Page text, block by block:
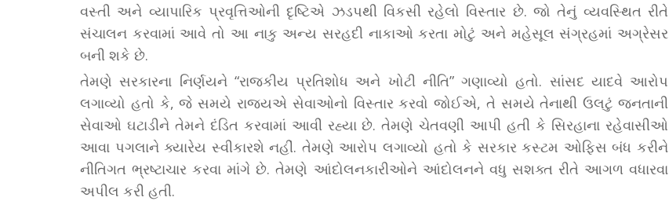
વસ્તી અને વ્યાપારિક પ્રવૃત્તિઓની દૃષ્ટિએ ઝડપથી વિકસી રહેલો વિસ્તાર છે. જો તેનું વ્યવસ્થિત રીતે
સંચાલન કરવામાં આવે તો આ નાકુ અન્ય સરહદી નાકાઓ કરતા મોટું અને મહેસૂલ સંગ્રહમાં અગ્રેસર
બની શકે છે.
તેમણે સરકારના નિર્ણયને “રાજકીય પ્રતિશોધ અને ખોટી નીતિ” ગણાવ્યો હતો. સાંસદ યાદવે આરોપ
લગાવ્યો હતો કે, જે સમયે રાજ્યએ સેવાઓનો વિસ્તાર કરવો જોઈએ, તે સમયે તેનાથી ઉલટું જનતાની
સેવાઓ ઘટાડીને તેમને દંડિત કરવામાં આવી રહ્યા છે. તેમણે ચેતવણી આપી હતી કે સિરહાના રહેવાસીઓ
આવા પગલાને ક્યારેય સ્વીકારશે નહીં. તેમણે આરોપ લગાવ્યો હતો કે સરકાર કસ્ટમ ઓફિસ બંધ કરીને
નીતિગત ભ્રષ્ટાચાર કરવા માંગે છે. તેમણે આંદોલનકારીઓને આંદોલનને વધુ સશક્ત રીતે આગળ વધારવા
અપીલ કરી હતી.